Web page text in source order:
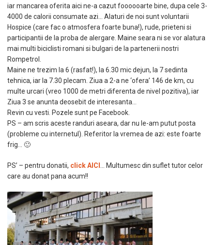
iar mancarea oferita aici ne-a cazut foooooarte bine, dupa cele 3-
4000 de calorii consumate azi… Alaturi de noi sunt voluntarii
Hospice (care fac o atmosfera foarte buna!), rude, prieteni si
participantii de la proba de alergare. Maine seara ni se vor alatura
mai multi biciclisti romani si bulgari de la partenerii nostri
Rompetrol.
Maine ne trezim la 6 (rasfat!), la 6.30 mic dejun, la 7 sedinta
tehnica, iar la 7.30 plecam. Ziua a 2-a ne ‘ofera’ 146 de km, cu
multe urcari (vreo 1000 de metri diferenta de nivel pozitiva), iar
Ziua 3 se anunta deosebit de interesanta…
Revin cu vesti. Pozele sunt pe Facebook.
PS – am scris aceste randuri aseara, dar nu le-am putut posta
(probleme cu internetul). Referitor la vremea de azi: este foarte
frig… 🙂
PS’ – pentru donatii, click AICI … Multumesc din suflet tutor celor
care au donat pana acum!!